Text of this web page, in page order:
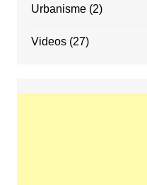
Urbanisme(2)
Videos(27)